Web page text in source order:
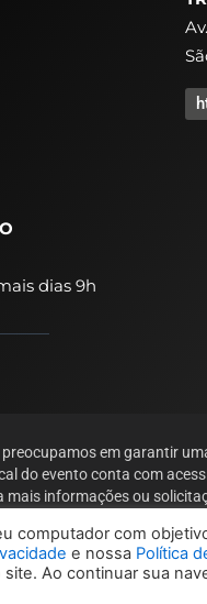
dias 9h
preocupamos em garantir
do evento conta com
mais informações ou
– Todos os direitos
computador com
e nossa Política
Ao continuar sua